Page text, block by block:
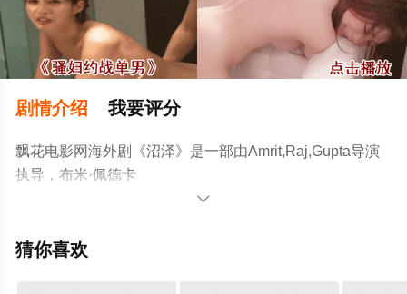
剧情介绍 我要评分
飘花电影网海外剧《沼泽》是一部由Amrit,Raj,Gupta导演
执导，布米·佩德卡
尔,Saurabh,Goyal,Neha,Mishra,Murali,Mali,Veeru,Raw等
集），手机免费观看高清未删减完整版电视剧全集就上飘

猜你喜欢